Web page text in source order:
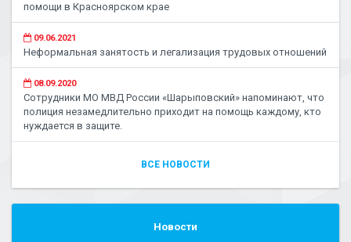
помощи в Красноярском крае
09.06.2021
Неформальная занятость и легализация трудовых отношений
08.09.2020
Сотрудники МО МВД России «Шарыповский» напоминают, что
полиция незамедлительно приходит на помощь каждому, кто
нуждается в защите.
ВСЕ НОВОСТИ
Новости